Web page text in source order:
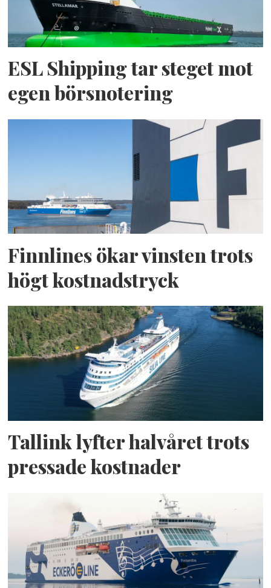
ESL Shipping tar steget mot
egen börsnotering
Finnlines ökar vinsten trots
högt kostnadstryck
Tallink lyfter halvåret trots
pressade kostnader